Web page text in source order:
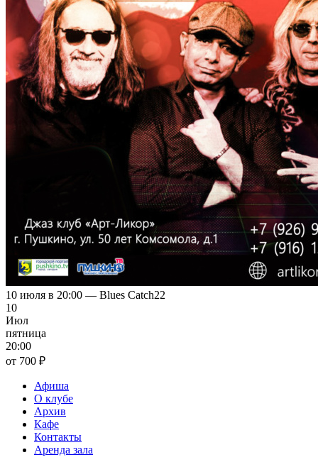
10 июля в 20:00 — Blues Catch22
10
Июл
пятница
20:00
от 700 ₽
Афиша
О клубе
Архив
Кафе
Контакты
Аренда зала